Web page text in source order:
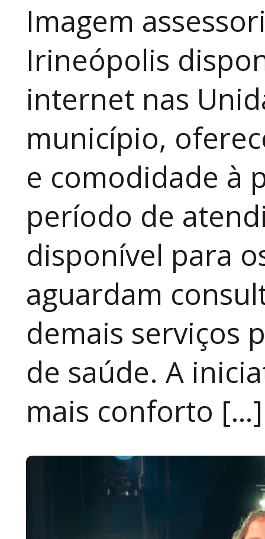
Imagem
Irineópolis
internet nas
município,
e comodidade à
período de
disponível para
aguardam
demais serviços
de saúde. A
mais conforto […]